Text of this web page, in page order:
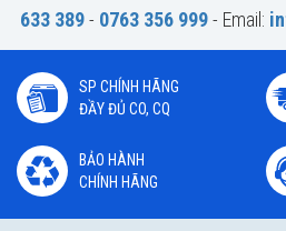
633 389- 0763 356 999- Email:
SP CHÍNH HÃNG
ĐẦY ĐỦ CO, CQ
BẢO HÀNH
CHÍNH HÃNG